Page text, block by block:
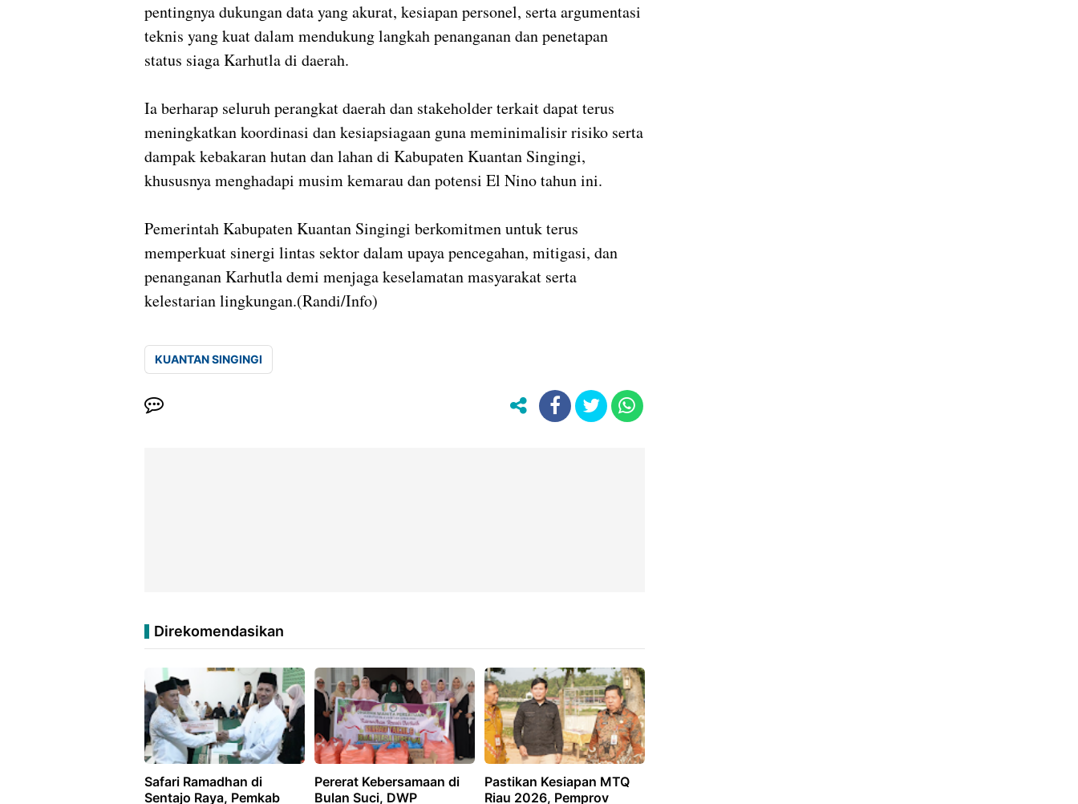
pentingnya dukungan data yang akurat, kesiapan personel, serta argumentasi
teknis yang kuat dalam mendukung langkah penanganan dan penetapan
status siaga Karhutla di daerah.
Ia berharap seluruh perangkat daerah dan stakeholder terkait dapat terus
meningkatkan koordinasi dan kesiapsiagaan guna meminimalisir risiko serta
dampak kebakaran hutan dan lahan di Kabupaten Kuantan Singingi,
khususnya menghadapi musim kemarau dan potensi El Nino tahun ini.
Pemerintah Kabupaten Kuantan Singingi berkomitmen untuk terus
memperkuat sinergi lintas sektor dalam upaya pencegahan, mitigasi, dan
penanganan Karhutla demi menjaga keselamatan masyarakat serta
kelestarian lingkungan.(Randi/Info)
KUANTAN SINGINGI
Direkomendasikan
Safari Ramadhan di
Sentajo Raya, Pemkab
Pererat Kebersamaan di
Bulan Suci, DWP
Pastikan Kesiapan MTQ
Riau 2026, Pemprov